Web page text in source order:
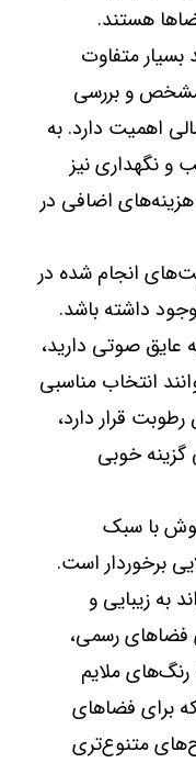
هستند.
متفاوت
مشخص و بررسی
اهمیت دارد. به
و نگهداری نیز
اضافی در
انجام شده در
داشته باشد.
عایق صوتی دارید،
انتخاب مناسبی
قرار دارد،
خوبی
با سبک
برخوردار است.
به زیبایی و
فضاهای رسمی،
ملایم
برای فضاهای
متنوع‌تری